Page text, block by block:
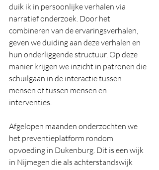
duik ik in persoonlijke verhalen via
narratief onderzoek. Door het
combineren van de ervaringsverhalen,
geven we duiding aan deze verhalen en
hun onderliggende structuur. Op deze
manier krijgen we inzicht in patronen die
schuilgaan in de interactie tussen
mensen of tussen mensen en
interventies.
Afgelopen maanden onderzochten we
het preventieplatform rondom
opvoeding in Dukenburg. Dit is een wijk
in Nijmegen die als achterstandswijk